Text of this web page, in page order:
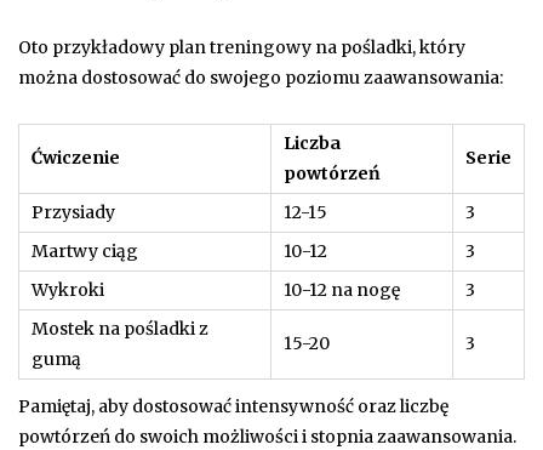
Oto przykładowy plan treningowy na pośladki, który
można dostosować do swojego poziomu zaawansowania:
Ćwiczenie
Liczba
powtórzeń
Serie
Przysiady 12-15
3
Martwy ciąg
10-12
3
Wykroki
10-12 na nogę
3
Mostek na pośladki z
gumą
15-20 3
Pamiętaj, aby dostosować intensywność oraz liczbę
powtórzeń do swoich możliwości i stopnia zaawansowania.